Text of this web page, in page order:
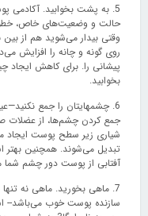
5. به پشت بخوابید. آکادمی
حالت و وضعیت‌های خاص،
وقتی بیدار می‌شوید هم از
روی گونه و چانه را افزایش
پیشانی را. برای کاهش
بخوابید.
6. چشمهایتان را جمع
جمع کردن چشم‌ها، از عضلات
شیاری زیر سطح پوست ایجاد
تبدیل می‌شوند. همچنین بهتر
آفتابی از پوست دور چشم
7. ماهی بخورید. ماهی نه تنها
سازنده پوست خوب می‌باشد--